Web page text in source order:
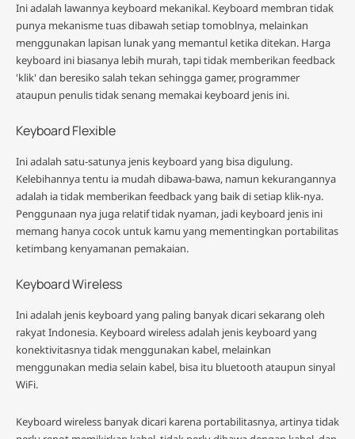
Ini adalah lawannya keyboard mekanikal. Keyboard membran tidak
punya mekanisme tuas dibawah setiap tomoblnya, melainkan
menggunakan lapisan lunak yang memantul ketika ditekan. Harga
keyboard ini biasanya lebih murah, tapi tidak memberikan feedback
'klik' dan beresiko salah tekan sehingga gamer, programmer
ataupun penulis tidak senang memakai keyboard jenis ini.
Keyboard Flexible
Ini adalah satu-satunya jenis keyboard yang bisa digulung.
Kelebihannya tentu ia mudah dibawa-bawa, namun kekurangannya
adalah ia tidak memberikan feedback yang baik di setiap klik-nya.
Penggunaan nya juga relatif tidak nyaman, jadi keyboard jenis ini
memang hanya cocok untuk kamu yang mementingkan portabilitas
ketimbang kenyamanan pemakaian.
Keyboard Wireless
Ini adalah jenis keyboard yang paling banyak dicari sekarang oleh
rakyat Indonesia. Keyboard wireless adalah jenis keyboard yang
konektivitasnya tidak menggunakan kabel, melainkan
menggunakan media selain kabel, bisa itu bluetooth ataupun sinyal
WiFi.
Keyboard wireless banyak dicari karena portabilitasnya, artinya tidak